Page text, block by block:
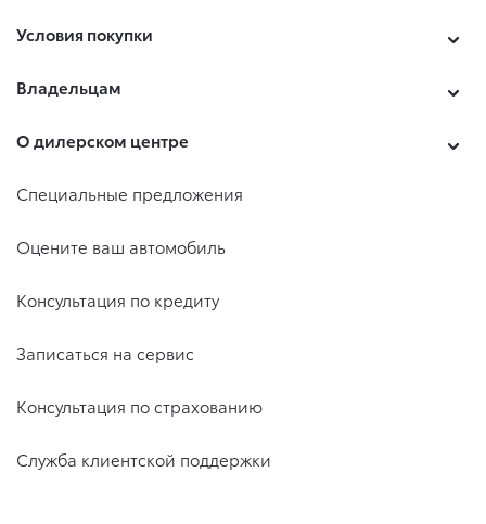
Условия покупки
Владельцам
О дилерском центре
Специальные предложения
Оцените ваш автомобиль
Консультация по кредиту
Записаться на сервис
Консультация по страхованию
Служба клиентской поддержки